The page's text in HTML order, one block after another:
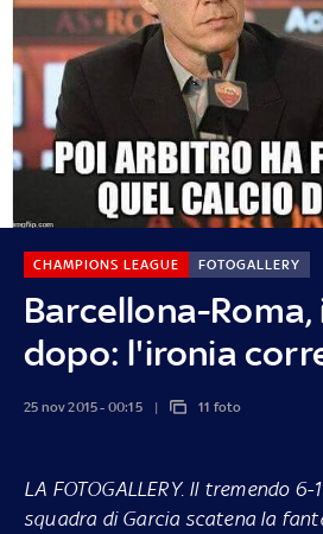
Barcellona-
dopo: l'ironia
CHAMPIONS LEAGUE FOTOGALLERY
25 nov 2015 - 00:15 11 foto
LA FOTOGALLERY. Il tremendo 6-
squadra di Garcia scatena la